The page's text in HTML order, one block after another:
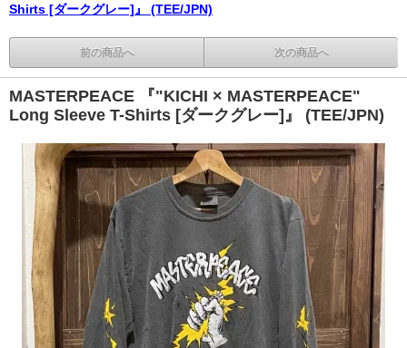
Shirts [ダークグレー]』 (TEE/JPN)
前の商品へ 次の商品へ
MASTERPEACE 『"KICHI × MASTERPEACE"
Long Sleeve T-Shirts [ダークグレー]』 (TEE/JPN)